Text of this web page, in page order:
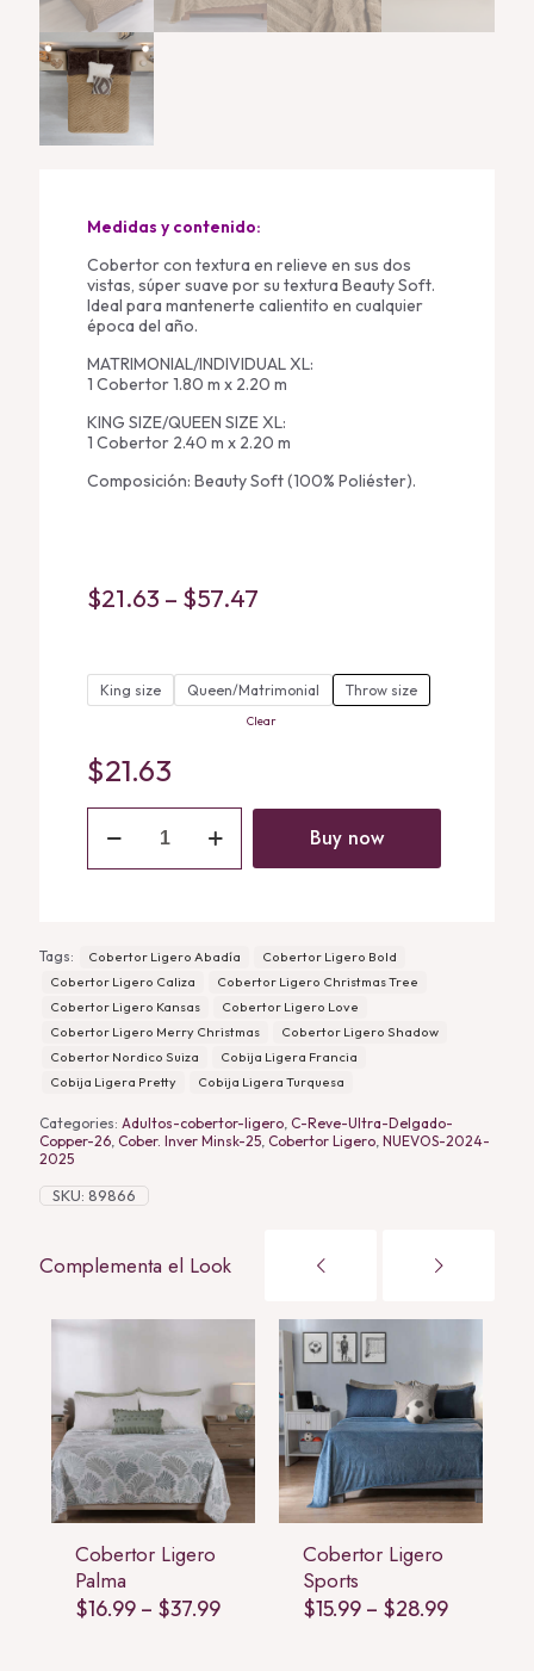
Medidas y contenido:
Cobertor con textura en relieve en sus dos
vistas, súper suave por su textura Beauty Soft.
Ideal para mantenerte calientito en cualquier
época del año.
MATRIMONIAL/INDIVIDUAL XL:
1 Cobertor 1.80 m x 2.20 m
KING SIZE/QUEEN SIZE XL:
1 Cobertor 2.40 m x 2.20 m
Composición: Beauty Soft (100% Poliéster).
$21.63 – $57.47
through
$57.47
King size Queen/Matrimonial Throw size
Clear
$21.63
Nordico
quantity
Buy now
Tags: Cobertor Ligero Abadía
Cobertor Ligero Bold
Cobertor Ligero Caliza
Cobertor Ligero Christmas Tree
Cobertor Ligero Kansas
Cobertor Ligero Love
Cobertor Ligero Merry Christmas
Cobertor Ligero Shadow
Cobertor Nordico Suiza
Cobija Ligera Francia
Cobija Ligera Pretty
Cobija Ligera Turquesa
Categories: Adultos-cobertor-ligero, C-Reve-Ultra-Delgado-
Copper-26, Cober. Inver Minsk-25, Cobertor Ligero, NUEVOS-2024-
2025
SKU: 89866
Complementa el Look
Cobertor Ligero
Palma
$16.99 – $37.99Price
Cobertor Ligero
Sports
$15.99 – $28.99Price